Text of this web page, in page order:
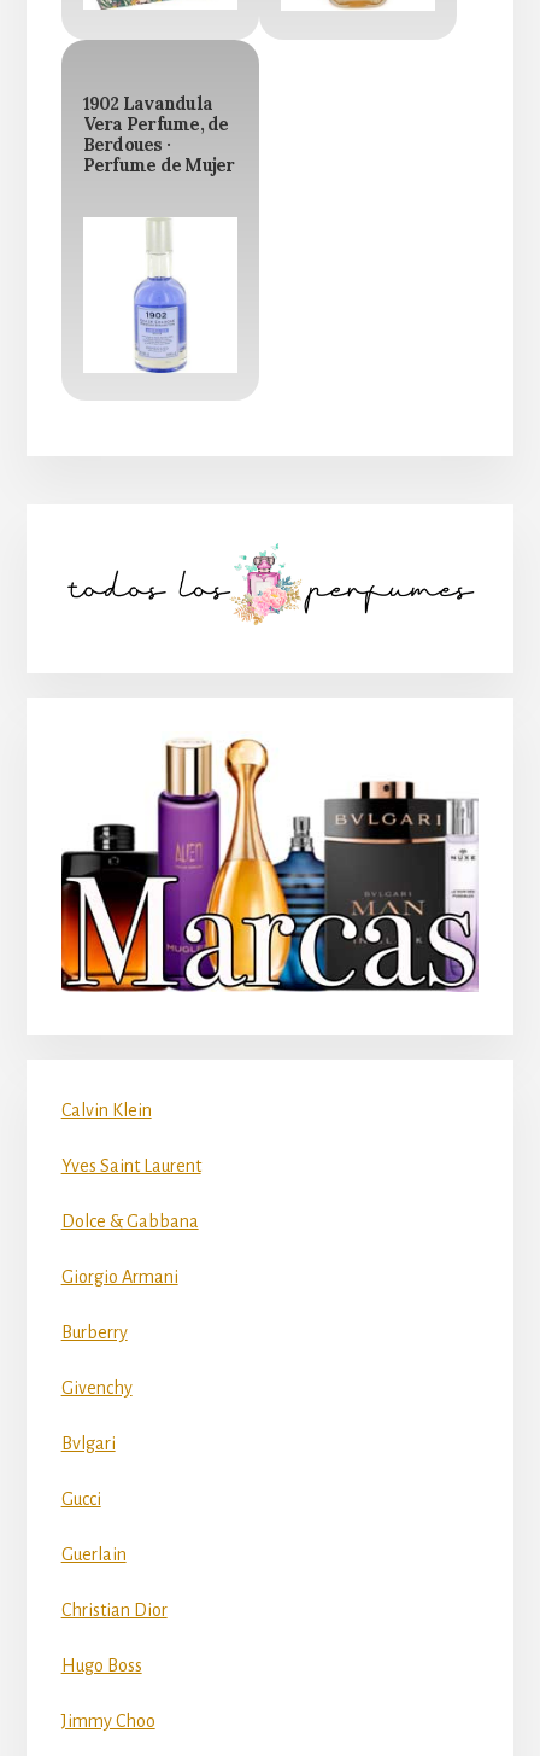
1902 Lavandula
Vera Perfume, de
Berdoues ·
Perfume de Mujer
lateral
Calvin Klein
Yves Saint Laurent
Dolce & Gabbana
Giorgio Armani
Burberry
Givenchy
Bvlgari
Gucci
Guerlain
Christian Dior
Hugo Boss
Jimmy Choo